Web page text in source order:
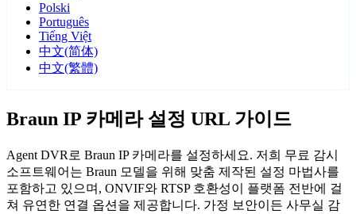
Polski
Português
Tiếng Việt
中文(简体)
中文(繁體)
Braun IP 카메라 설정 URL 가이드
Agent DVR로 Braun IP 카메라를 설정하세요. 저희 무료 감시
소프트웨어는 Braun 모델을 위해 맞춤 제작된 설정 마법사를
포함하고 있으며, ONVIF와 RTSP 호환성이 플랫폼 전반에 걸
쳐 유연한 연결 옵션을 제공합니다. 가정 보안이든 사무실 감